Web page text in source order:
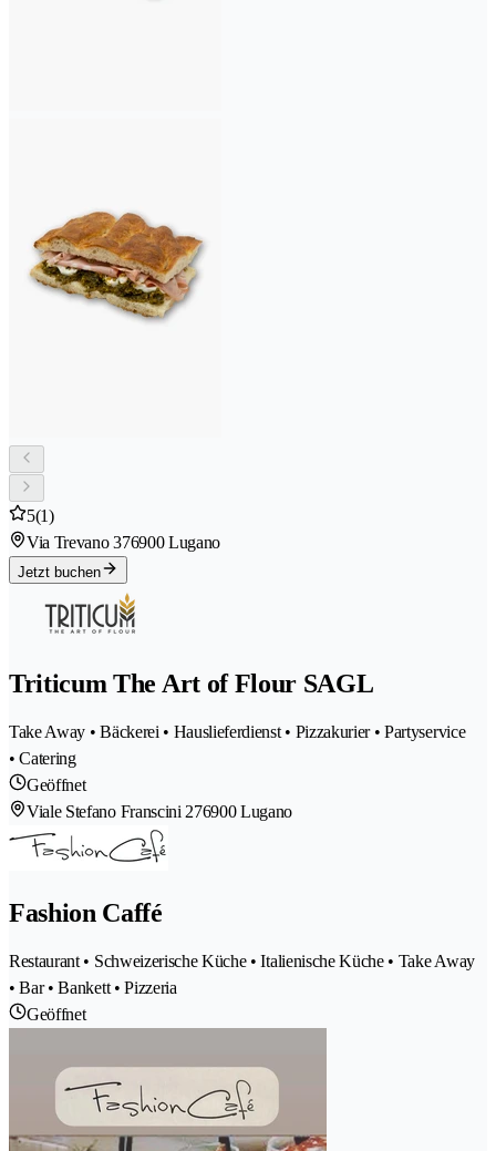
5(1)
Via Trevano 376900 Lugano
Jetzt buchen
Triticum The Art of Flour SAGL
Take Away • Bäckerei • Hauslieferdienst • Pizzakurier • Partyservice
• Catering
Geöffnet
Viale Stefano Franscini 276900 Lugano
Fashion Caffé
Restaurant • Schweizerische Küche • Italienische Küche • Take Away
• Bar • Bankett • Pizzeria
Geöffnet